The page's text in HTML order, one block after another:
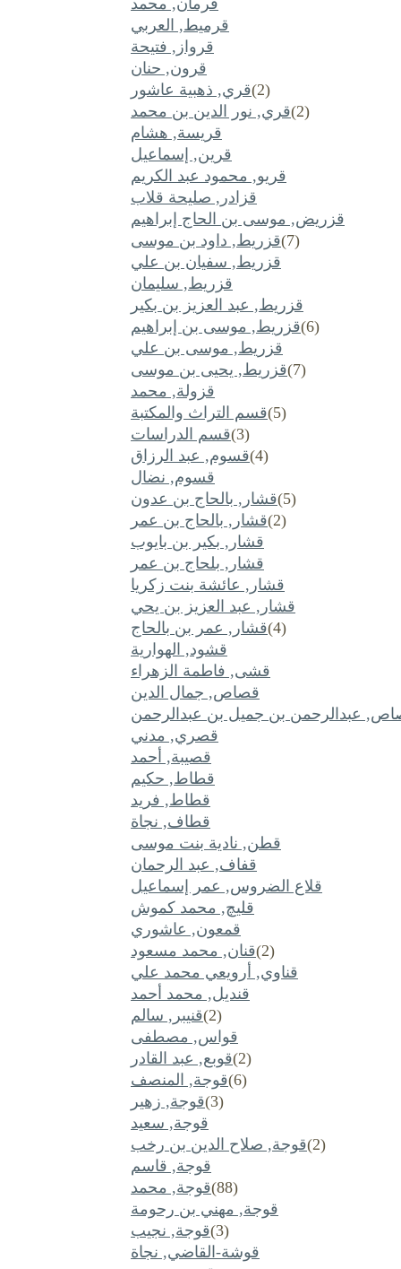
قرميط, العربي
قرواز, فتيحة
قرون, حنان
قري, ذهبية عاشور(2)
قري, نور الدين بن محمد(2)
قريسة, هشام
قرين, إسماعيل
قريو, محمود عبد الكريم
قزادر, صليحة قلاب
قزريض, موسى بن الحاج إبراهيم
قزريط, داود بن موسى(7)
قزريط, سفيان بن علي
قزريط, سليمان
قزريط, عبد العزيز بن بكير
قزريط, موسى بن إبراهيم(6)
قزريط, موسى بن علي
قزريط, يحيى بن موسى(7)
قزولة, محمد
قسم التراث والمكتبة(5)
قسم الدراسات(3)
قسوم, عبد الرزاق(4)
قسوم, نضال
قشار, بالحاج بن عدون(5)
قشار, بالحاج بن عمر(2)
قشار, بكير بن بايوب
قشار, بلحاج بن عمر
قشار, عائشة بنت زكريا
قشار, عبد العزيز بن يحي
قشار, عمر بن بالحاج(4)
قشود, الهوارية
قشى, فاطمة الزهراء
قصاص, جمال الدين
عبدالرحمن بن جميل بن عبدالرحمن
قصري, مدني
قصيبة, أحمد
قطاط, حكيم
قطاط, فريد
قطاف, نجاة
قطن, نادية بنت موسى
قفاف, عبد الرحمان
قلاع الضروس, عمر إسماعيل
قليچ, محمد كموش
قمعون, عاشوري
قنان, محمد مسعود(2)
قناوي, أرويعي محمد علي
قنديل, محمد أحمد
قنيبر, سالم(2)
قواس, مصطفى
قوبع, عبد القادر(2)
قوجة, المنصف(6)
قوجة, زهير(3)
قوجة, سعيد
قوجة, صلاح الدين بن رخب(2)
قوجة, قاسم
قوجة, محمد(88)
قوجة, مهني بن رحومة
قوجة, نجيب(3)
قوشة-القاضي, نجاة